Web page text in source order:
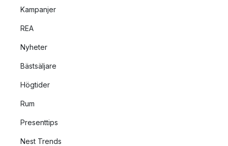
Kampanjer
REA
Nyheter
Bästsäljare
Högtider
Rum
Presenttips
Nest Trends